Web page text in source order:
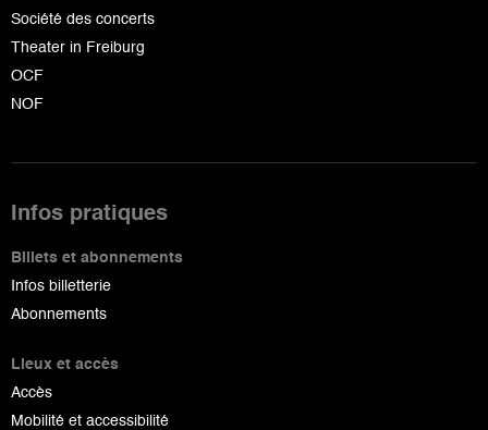
Société des concerts
Theater in Freiburg
OCF
NOF
Infos pratiques
Billets et abonnements
Infos billetterie
Abonnements
Lieux et accès
Accès
Mobilité et accessibilité